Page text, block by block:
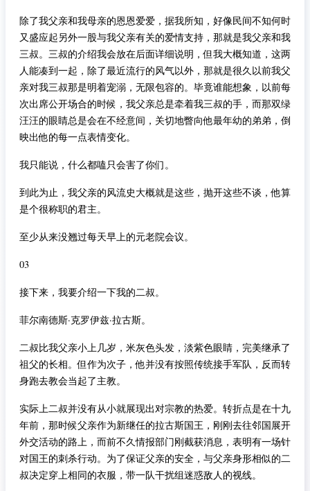
除了我父亲和我母亲的恩恩爱爱，据我所知，好像民间不知何时
又盛应起另外一股与我父亲有关的爱情支持，那就是我父亲和我
三叔。三叔的介绍我会放在后面详细说明，但我大概知道，这两
人能凑到一起，除了最近流行的风气以外，那就是很久以前我父
亲对我三叔那是明着宠溺，无限包容的。毕竟谁能想象，以前每
次出席公开场合的时候，我父亲总是牵着我三叔的手，而那双绿
汪汪的眼睛总是会在不经意间，关切地瞥向他最年幼的弟弟，倒
映出他的每一点表情变化。
我只能说，什么都嗑只会害了你们。
到此为止，我父亲的风流史大概就是这些，抛开这些不谈，他算
是个很称职的君主。
至少从来没翘过每天早上的元老院会议。
03
接下来，我要介绍一下我的二叔。
菲尔南德斯·克罗伊兹·拉古斯。
二叔比我父亲小上几岁，米灰色头发，淡紫色眼睛，完美继承了
祖父的长相。但作为次子，他并没有按照传统接手军队，反而转
身跑去教会当起了主教。
实际上二叔并没有从小就展现出对宗教的热爱。转折点是在十九
年前，那时候父亲作为新继任的拉古斯国王，刚刚去往邻国展开
外交活动的路上，而前不久情报部门刚截获消息，表明有一场针
对国王的刺杀行动。为了保证父亲的安全，与父亲身形相似的二
叔决定穿上相同的衣服，带一队干扰组迷惑敌人的视线。